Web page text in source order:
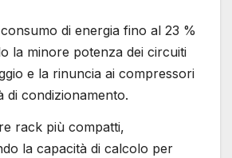
di energia fino al 23 %
la minore potenza dei circuiti
e la rinuncia ai compressori
di condizionamento.
rack più compatti,
la capacità di calcolo per